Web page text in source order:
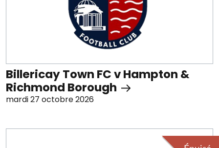
Billericay Town FC v Hampton &
Richmond Borough
mardi 27 octobre 2026